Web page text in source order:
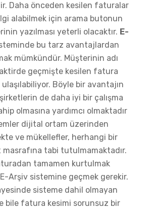
Daha önceden kesilen faturalar
alabilmek için arama butonun
yazılması yeterli olacaktır. E-
bu tarz avantajlardan
mümkündür. Müşterinin adı
geçmişte kesilen fatura
Böyle bir avantajın
de daha iyi bir çalışma
olmasına yardımcı olmaktadır
dijital ortam üzerinden
ve mükellefler, herhangi bir
masrafına tabi tutulmamaktadır.
tamamen kurtulmak
Arşiv sistemine geçmek gerekir.
sisteme dahil olmayan
bile fatura kesimi sorunsuz bir